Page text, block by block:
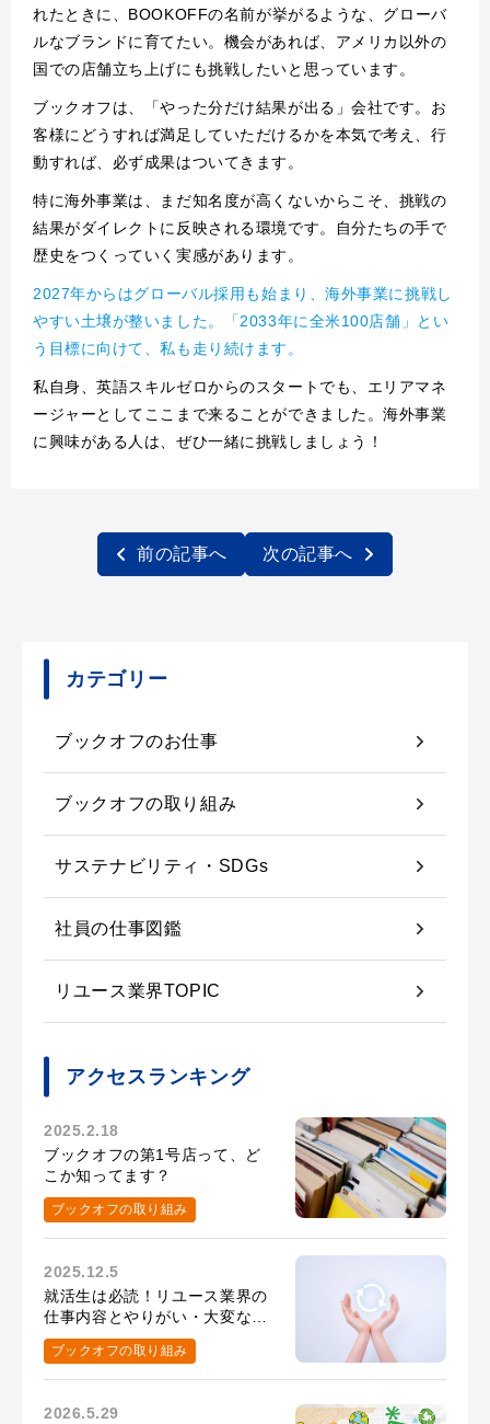
れたときに、BOOKOFFの名前が挙がるような、グローバ
ルなブランドに育てたい。機会があれば、アメリカ以外の
国での店舗立ち上げにも挑戦したいと思っています。
ブックオフは、「やった分だけ結果が出る」会社です。お
客様にどうすれば満足していただけるかを本気で考え、行
動すれば、必ず成果はついてきます。
特に海外事業は、まだ知名度が高くないからこそ、挑戦の
結果がダイレクトに反映される環境です。自分たちの手で
歴史をつくっていく実感があります。
2027年からはグローバル採用も始まり、海外事業に挑戦し
やすい土壌が整いました。「2033年に全米100店舗」とい
う目標に向けて、私も走り続けます。
私自身、英語スキルゼロからのスタートでも、エリアマネ
ージャーとしてここまで来ることができました。海外事業
に興味がある人は、ぜひ一緒に挑戦しましょう！
前の記事へ 次の記事へ
カテゴリー
ブックオフのお仕事
ブックオフの取り組み
サステナビリティ・SDGs
社員の仕事図鑑
リユース業界TOPIC
アクセスランキング
2025.2.18
ブックオフの第1号店って、ど
こか知ってます？
ブックオフの取り組み
2025.12.5
就活生は必読！リユース業界の
仕事内容とやりがい・大変なこ
と
ブックオフの取り組み
2026.5.29